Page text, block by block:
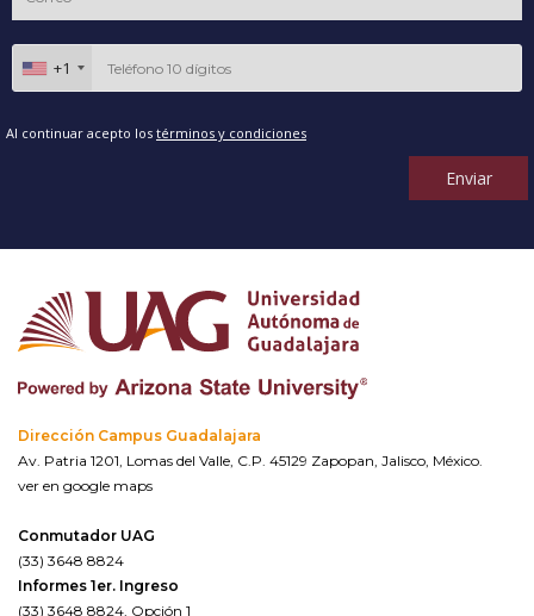
+1
Al continuar acepto los términos y condiciones
Enviar
Dirección Campus Guadalajara
Av. Patria 1201, Lomas del Valle, C.P. 45129 Zapopan, Jalisco, México.
ver en google maps
Conmutador UAG
(33) 3648 8824
Informes 1er. Ingreso
(33) 3648 8824, Opción 1